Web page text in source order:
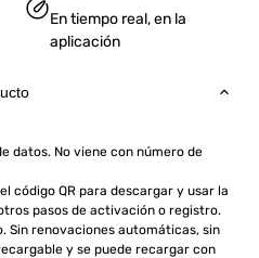
En tiempo real, en la
aplicación
datos. No viene con número de
código QR para descargar y usar la
pasos de activación o registro.
Sin renovaciones automáticas, sin
y se puede recargar con